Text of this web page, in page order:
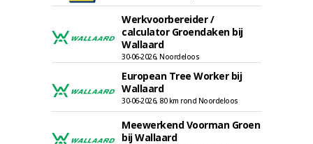
Werkvoorbereider /
calculator Groendaken bij
Wallaard
30-06-2026, Noordeloos
European Tree Worker bij
Wallaard
30-06-2026, 80 km rond Noordeloos
Meewerkend Voorman Groen
bij Wallaard